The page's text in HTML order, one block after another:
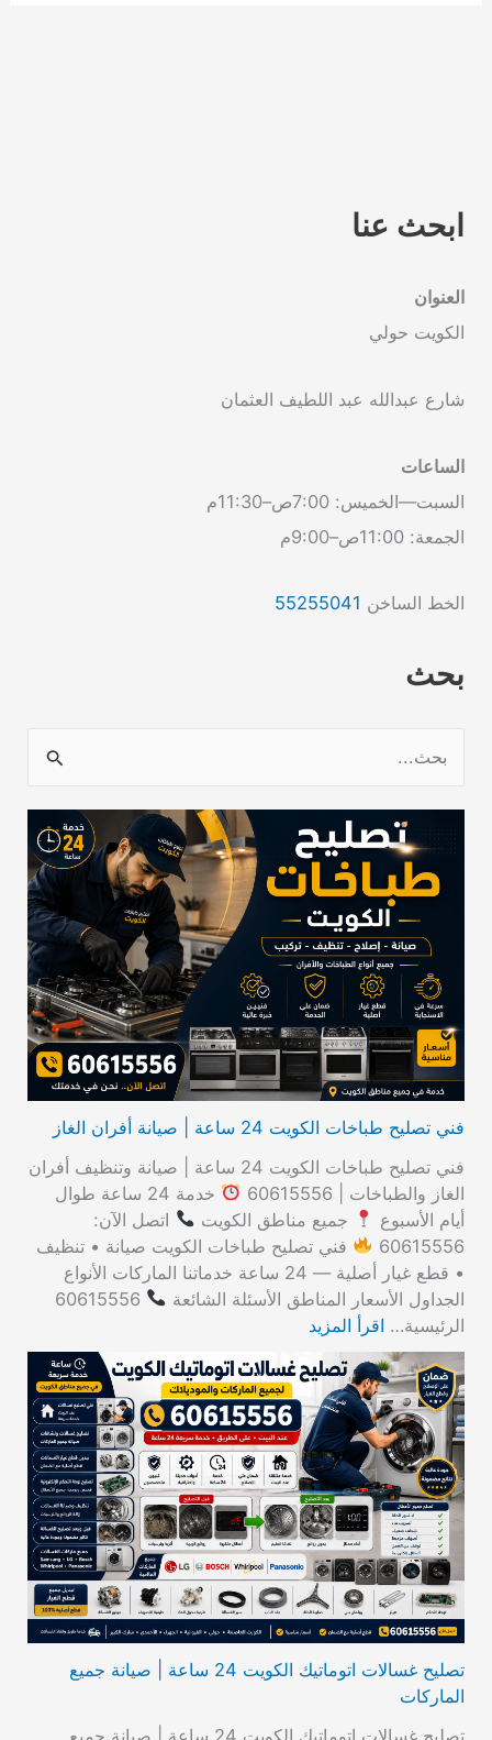
ابحث عنا
العنوان
الكويت حولي
شارع عبدالله عبد اللطيف العثمان
الساعات
السبت—الخميس: 7:00ص–11:30م
الجمعة: 11:00ص–9:00م
الخط الساخن 55255041
بحث
فني تصليح طباخات الكويت 24 ساعة | صيانة أفران الغاز
فني تصليح طباخات الكويت 24 ساعة | صيانة وتنظيف أفران
الغاز والطباخات | 60615556
خدمة 24 ساعة طوال
أيام الأسبوع
جميع مناطق الكويت
اتصل الآن:
60615556
فني تصليح طباخات الكويت صيانة • تنظيف
• قطع غيار أصلية — 24 ساعة خدماتنا الماركات الأنواع
الجداول الأسعار المناطق الأسئلة الشائعة
60615556
الرئيسية… اقرأ المزيد
تصليح غسالات اتوماتيك الكويت 24 ساعة | صيانة جميع
الماركات
تصليح غسالات اتوماتيك الكويت 24 ساعة | صيانة جميع